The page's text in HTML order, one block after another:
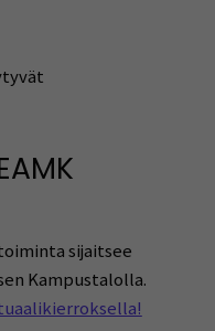
sijaitsee
Kampustalolla.